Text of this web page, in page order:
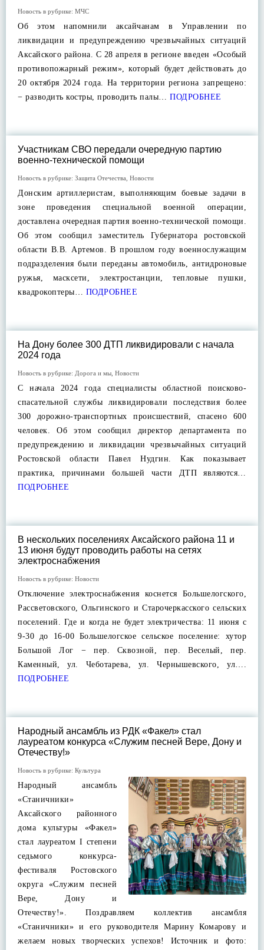
Новость в рубрике: МЧС
Об этом напомнили аксайчанам в Управлении по
ликвидации и предупреждению чрезвычайных ситуаций
Аксайского района. С 28 апреля в регионе введен «Особый
противопожарный режим», который будет действовать до
20 октября 2024 года. На территории региона запрещено:
− разводить костры, проводить палы… ПОДРОБНЕЕ
Участникам СВО передали очередную партию
военно-технической помощи
Новость в рубрике: Защита Отечества Новости
Донским артиллеристам, выполняющим боевые задачи в
зоне проведения специальной военной операции,
доставлена очередная партия военно-технической помощи.
Об этом сообщил заместитель Губернатора ростовской
области В.В. Артемов. В прошлом году военнослужащим
подразделения были переданы автомобиль, антидроновые
ружья, масксети, электростанции, тепловые пушки,
квадрокоптеры… ПОДРОБНЕЕ
На Дону более 300 ДТП ликвидировали с начала
2024 года
Новость в рубрике: Дорога и мы Новости
С начала 2024 года специалисты областной поисково-
спасательной службы ликвидировали последствия более
300 дорожно-транспортных происшествий, спасено 600
человек. Об этом сообщил директор департамента по
предупреждению и ликвидации чрезвычайных ситуаций
Ростовской области Павел Нудгин. Как показывает
практика, причинами большей части ДТП являются…
ПОДРОБНЕЕ
В нескольких поселениях Аксайского района 11 и
13 июня будут проводить работы на сетях
электроснабжения
Новость в рубрике: Новости
Отключение электроснабжения коснется Большелогского,
Рассветовского, Ольгинского и Старочеркасского сельских
поселений. Где и когда не будет электричества: 11 июня с
9-30 до 16-00 Большелогское сельское поселение: хутор
Большой Лог − пер. Сквозной, пер. Веселый, пер.
Каменный, ул. Чеботарева, ул. Чернышевского, ул….
ПОДРОБНЕЕ
Народный ансамбль из РДК «Факел» стал
лауреатом конкурса «Служим песней Вере, Дону и
Отечеству!»
Новость в рубрике: Культура
Народный ансамбль
«Станичники»
Аксайского районного
дома культуры «Факел»
стал лауреатом I степени
седьмого конкурса-
фестиваля Ростовского
округа «Служим песней
Вере, Дону и
Отечеству!». Поздравляем коллектив ансамбля
«Станичники» и его руководителя Марину Комарову и
желаем новых творческих успехов! Источник и фото: